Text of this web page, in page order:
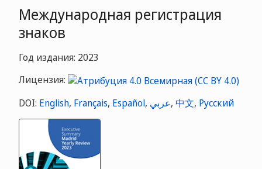
Международная регистрация
знаков
Год издания: 2023
Лицензия:
DOI: English, Français, Español, عربي, 中文, Русский